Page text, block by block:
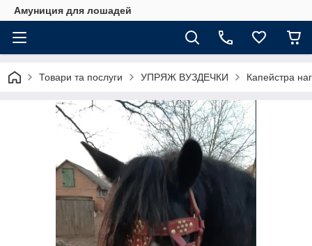
Амуниция для лошадей
Товари та послуги УПРЯЖ ВУЗДЕЧКИ Капейстра